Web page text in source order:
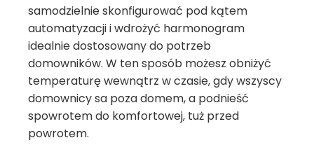
samodzielnie skonfigurować pod kątem
automatyzacji i wdrożyć harmonogram
idealnie dostosowany do potrzeb
domowników. W ten sposób możesz obniżyć
temperaturę wewnątrz w czasie, gdy wszyscy
domownicy sa poza domem, a podnieść
spowrotem do komfortowej, tuż przed
powrotem.